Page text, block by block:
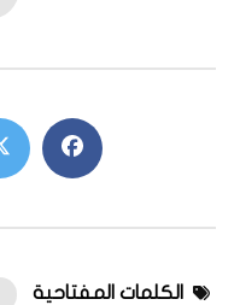
الكلمات المفتاحية